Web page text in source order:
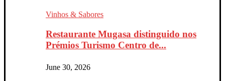
Vinhos & Sabores
Restaurante Mugasa distinguido nos
Prémios Turismo Centro de...
June 30, 2026